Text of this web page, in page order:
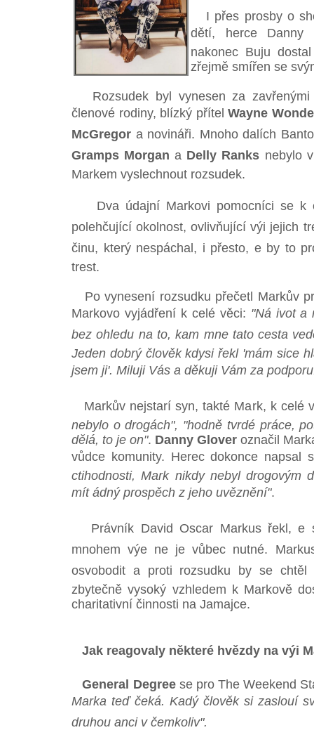
I přes prosby o
dětí, herce Danny
nakonec Buju
zřejmě smířen se
Rozsudek byl vynesen za zavřenými
členové rodiny, blízký přítel Wayne
McGregor a novináři. Mnoho dalích
Gramps Morgan a Delly Ranks nebylo
Markem vyslechnout rozsudek.
Dva údajní Markovi pomocníci se k
polehčující okolnost, ovlivňující výi jejich
činu, který nespáchal, i přesto, e by to
trest.
Po vynesení rozsudku přečetl Markův
Markovo vyjádření k celé věci: "Ná ivot
bez ohledu na to, kam mne tato cesta
Jeden dobrý člověk kdysi řekl 'mám sice
jsem ji'. Miluji Vás a děkuji Vám za
Markův nejstarí syn, takté Mark, k
nebylo o drogách", "hodně tvrdé práce,
dělá, to je on". Danny Glover označil
vůdce komunity. Herec dokonce napsal
ctihodnosti, Mark nikdy nebyl drogovým
mít ádný prospěch z jeho uvěznění".
Právník David Oscar Markus řekl, e
mnohem výe ne je vůbec nutné.
osvobodit a proti rozsudku by se chtěl
zbytečně vysoký vzhledem k Markově
charitativní činnosti na Jamajce.
Jak reagovaly některé hvězdy na výi
General Degreese pro The Weekend
Marka teď čeká. Kadý člověk si zaslouí
druhou anci v čemkoliv".